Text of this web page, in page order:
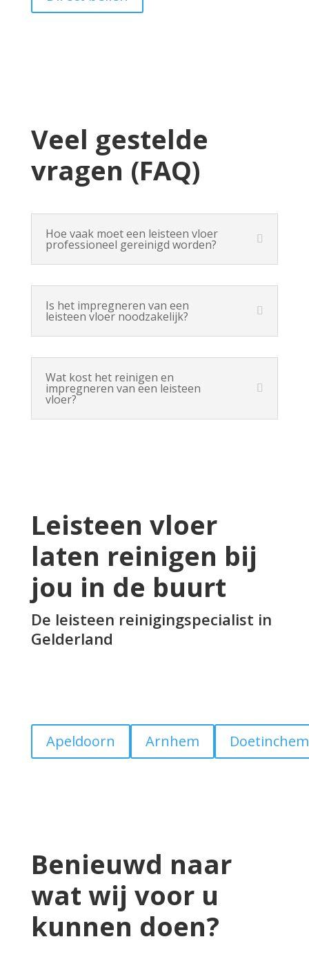
Veel gestelde
vragen (FAQ)
Hoe vaak moet een leisteen vloer
professioneel gereinigd worden?
Is het impregneren van een
leisteen vloer noodzakelijk?
Wat kost het reinigen en
impregneren van een leisteen
vloer?
Leisteen vloer
laten reinigen bij
jou in de buurt
De leisteen reinigingspecialist in
Gelderland
Apeldoorn Arnhem Doetinchem
Benieuwd naar
wat wij voor u
kunnen doen?